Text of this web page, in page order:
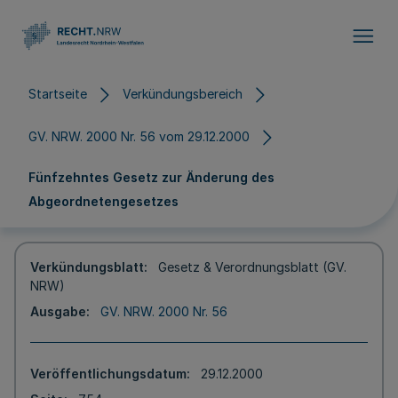
Startseite Verkündungsbereich
GV. NRW. 2000 Nr. 56 vom 29.12.2000
Fünfzehntes Gesetz zur Änderung des
Abgeordnetengesetzes
Verkündungsblatt
Gesetz & Verordnungsblatt (GV.
NRW)
Ausgabe
GV. NRW. 2000 Nr. 56
Veröffentlichungsdatum
29.12.2000